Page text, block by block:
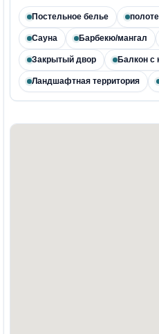
Постельное белье
Сауна Барбекю/мангал
Закрытый двор Балкон с
Ландшафтная территория